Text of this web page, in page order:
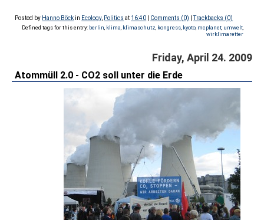
Posted by Hanno Böckin Ecology, Politics at 16:40 Comments (0) |Trackbacks (0)
Defined tags for this entry: berlin klima klimaschutz kongress, kyoto, mcplanet, umwelt,
wirklimaretter
Friday, April 24. 2009
Atommüll 2.0 - CO2 soll unter die Erde